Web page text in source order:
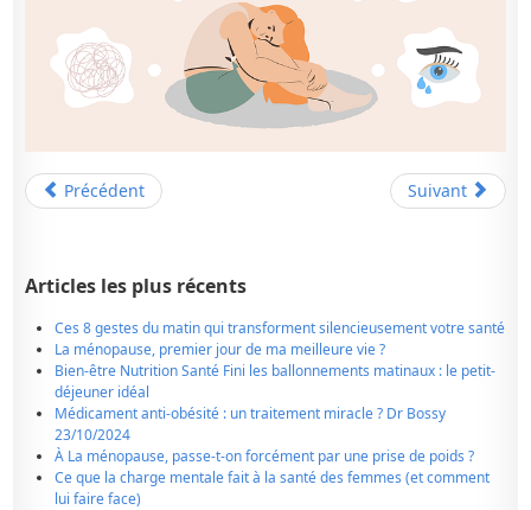
Précédent Suivant
Articles les plus récents
Ces 8 gestes du matin qui transforment silencieusement votre santé
La ménopause, premier jour de ma meilleure vie ?
Bien-être Nutrition Santé Fini les ballonnements matinaux : le petit-
déjeuner idéal
Médicament anti-obésité : un traitement miracle ? Dr Bossy
23/10/2024
À La ménopause, passe-t-on forcément par une prise de poids ?
Ce que la charge mentale fait à la santé des femmes (et comment
lui faire face)